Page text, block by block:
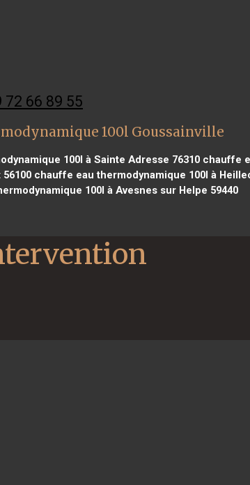
72 66 89 55
100l Goussainville
100l à Sainte Adresse 76310 chauffe
chauffe eau thermodynamique 100l à
100l à Avesnes sur Helpe 59440